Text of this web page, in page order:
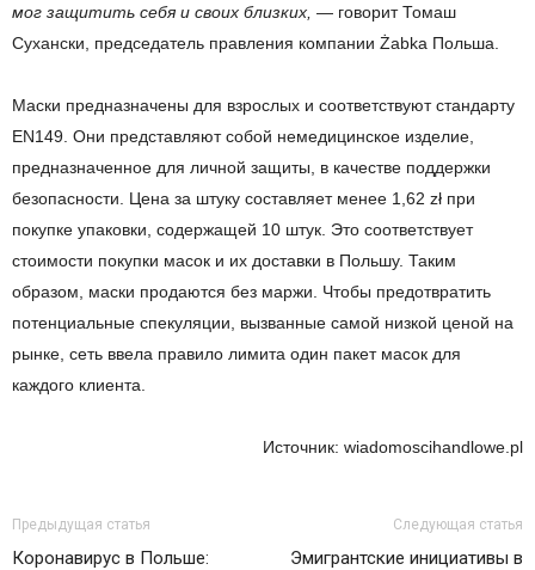
мог защитить себя и своих близких, — говорит Томаш
Сухански, председатель правления компании Żabka Польша.
Маски предназначены для взрослых и соответствуют стандарту
EN149. Они представляют собой немедицинское изделие,
предназначенное для личной защиты, в качестве поддержки
безопасности. Цена за штуку составляет менее 1,62 zł при
покупке упаковки, содержащей 10 штук. Это соответствует
стоимости покупки масок и их доставки в Польшу. Таким
образом, маски продаются без маржи. Чтобы предотвратить
потенциальные спекуляции, вызванные самой низкой ценой на
рынке, сеть ввела правило лимита один пакет масок для
каждого клиента.
Источник: wiadomoscihandlowe.pl
Предыдущая статья
Коронавирус в Польше:
Следующая статья
Эмигрантские инициативы в